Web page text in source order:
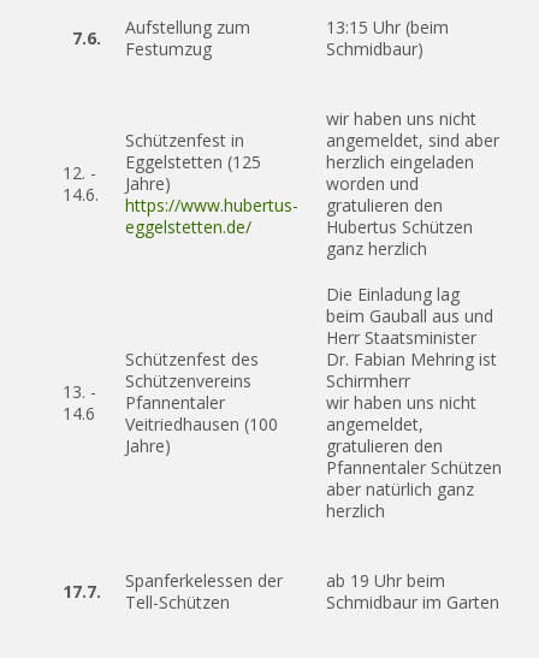
7.6.
Aufstellung zum
Festumzug
13:15 Uhr (beim
Schmidbaur)
12. -
14.6.
Schützenfest in
Eggelstetten (125
Jahre)
https://www.hubertus-
eggelstetten.de/
wir haben uns nicht
angemeldet, sind aber
herzlich eingeladen
worden und
gratulieren den
Hubertus Schützen
ganz herzlich
13. -
14.6
Schützenfest des
Schützenvereins
Pfannentaler
Veitriedhausen (100
Jahre)
Die Einladung lag
beim Gauball aus und
Herr Staatsminister
Dr. Fabian Mehring ist
Schirmherr
wir haben uns nicht
angemeldet,
gratulieren den
Pfannentaler Schützen
aber natürlich ganz
herzlich
17.7.
Spanferkelessen der
Tell-Schützen
ab 19 Uhr beim
Schmidbaur im Garten